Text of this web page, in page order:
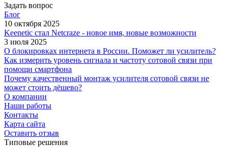
Задать вопрос
Блог
10 октября 2025
Keenetic стал Netcraze - новое имя, новые возможности
3 июля 2025
О блокировках интернета в России. Поможет ли усилитель?
Как измерить уровень сигнала и частоту сотовой связи при
помощи смартфона
Почему качественный монтаж усилителя сотовой связи не
может стоить дёшево?
О компании
Наши работы
Контакты
Карта сайта
Оставить отзыв
Типовые решения